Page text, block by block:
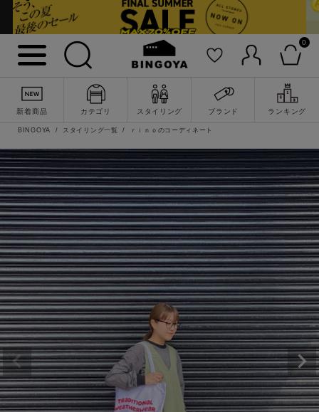
0
新着商品 カテゴリ スタイリング ブランド ランキング
詳細検索
BINGOYA スタイリング一覧 ｒｉｎｏのコーディネート